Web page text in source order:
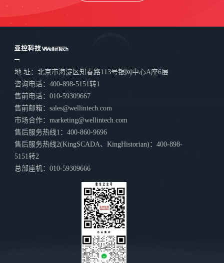
地 址：北京市海淀区知春路113号银网中心A座6层
咨询电话：400-898-5151转1
售前电话：010-59309667
售前邮箱：sales@wellintech.com
市场合作：marketing@wellintech.com
售后服务热线1：400-860-9696
售后服务热线2(KingSCADA、KingHistorian)：400-898-
5151转2
总部座机：010-59309666